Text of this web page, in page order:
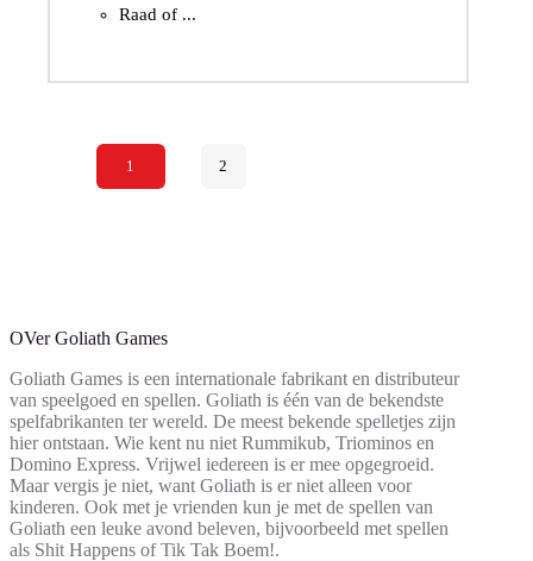
Raad of ...
1 2
OVer Goliath Games
Goliath Games is een internationale fabrikant en distributeur
van speelgoed en spellen. Goliath is één van de bekendste
spelfabrikanten ter wereld. De meest bekende spelletjes zijn
hier ontstaan. Wie kent nu niet Rummikub, Triominos en
Domino Express. Vrijwel iedereen is er mee opgegroeid.
Maar vergis je niet, want Goliath is er niet alleen voor
kinderen. Ook met je vrienden kun je met de spellen van
Goliath een leuke avond beleven, bijvoorbeeld met spellen
als Shit Happens of Tik Tak Boem!.